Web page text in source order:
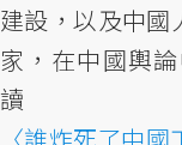
建設，以及中國
家，在中國輿
〈誰炸死了中